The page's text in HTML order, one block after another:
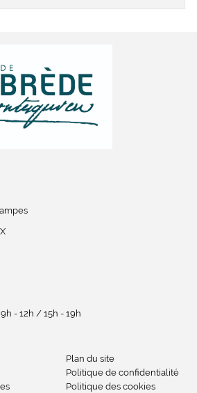
- 12h / 15h - 19h
Plan du site
Politique de confidentialité
Politique des cookies